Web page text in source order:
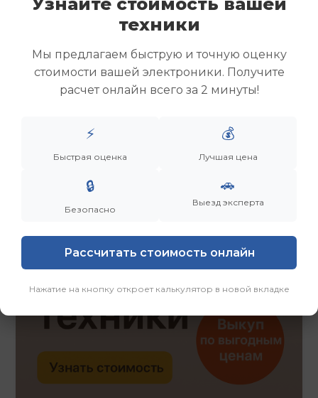
Скупка ноутбуков
Скупка ультрабуков
Скупка рабочих ноутбуков
Скупка старых ноутбуков (б/у)
Скупка внешних жестких дисков
Заказать Смотреть еще
техники
Мы предлагаем быструю и точную оценку
стоимости вашей электроники. Получите
расчет онлайн всего за 2 минуты!
⚡
Быстрая оценка
💰
Лучшая цена
🔒
Безопасно
🚗
Выезд эксперта
Рассчитать стоимость онлайн
Нажатие на кнопку откроет калькулятор в новой вкладке